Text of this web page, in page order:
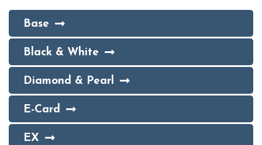
Base
Black & White
Diamond & Pearl
E-Card
EX